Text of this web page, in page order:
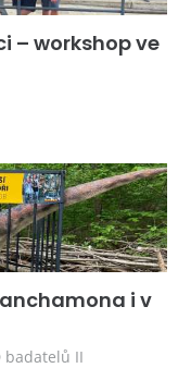
– workshop ve
i v
badatelů II